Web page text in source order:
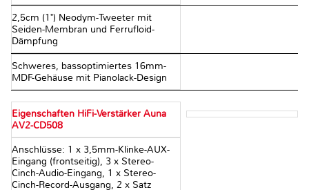
2,5cm (1") Neodym-Tweeter mit
Seiden-Membran und Ferrufloid-
Dämpfung
Schweres, bassoptimiertes 16mm-
MDF-Gehäuse mit Pianolack-Design
Eigenschaften HiFi-Verstärker Auna
AV2-CD508
Anschlüsse: 1 x 3,5mm-Klinke-AUX-
Eingang (frontseitig), 3 x Stereo-
Cinch-Audio-Eingang, 1 x Stereo-
Cinch-Record-Ausgang, 2 x Satz